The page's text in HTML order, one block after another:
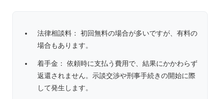
法律相談料： 初回無料の場合が多いですが、有料の
場合もあります。
着手金： 依頼時に支払う費用で、結果にかかわらず
返還されません。示談交渉や刑事手続きの開始に際
して発生します。